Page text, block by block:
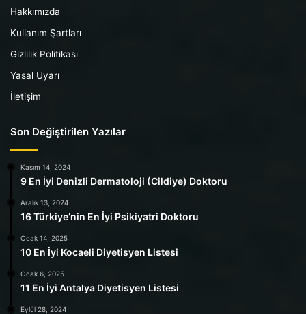
Hakkımızda
Kullanım Şartları
Gizlilik Politikası
Yasal Uyarı
İletişim
Son Değiştirilen Yazılar
Kasım 14, 2024
9 En İyi Denizli Dermatoloji (Cildiye) Doktoru
Aralık 13, 2024
16 Türkiye’nin En İyi Psikiyatri Doktoru
Ocak 14, 2025
10 En İyi Kocaeli Diyetisyen Listesi
Ocak 6, 2025
11 En İyi Antalya Diyetisyen Listesi
Eylül 28, 2024